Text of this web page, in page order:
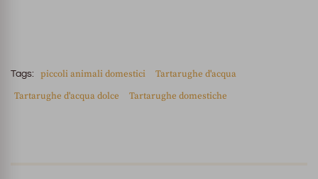
Tags: piccoli animali domestici
Tartarughe d'acqua
Tartarughe d'acqua dolce
Tartarughe domestiche